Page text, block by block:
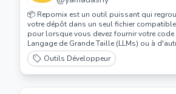
📦 Repomix est un outil puissant qui
votre dépôt dans un seul fichier
pour lorsque vous devez fournir votre
Langage de Grande Taille (LLMs) ou à
comme Claude, ChatGPT, DeepSeek,
Llama, Grok, et plus encore.
Outils Développeur